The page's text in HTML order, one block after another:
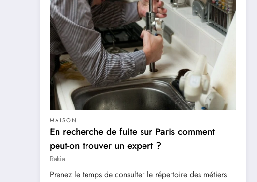
MAISON
En recherche de fuite sur Paris comment
peut-on trouver un expert ?
Rakia
Prenez le temps de consulter le répertoire des métiers